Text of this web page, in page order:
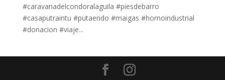
#caravanadelcondoralaguila #piesdebarro
#casaputraintu #putaendo #maigas #hornoindustrial
#donacion #viaje...